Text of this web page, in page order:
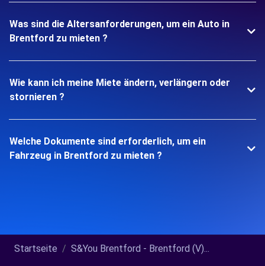
Was sind die Altersanforderungen, um ein Auto in
Brentford zu mieten ?
Wie kann ich meine Miete ändern, verlängern oder
stornieren ?
Welche Dokumente sind erforderlich, um ein
Fahrzeug in Brentford zu mieten ?
Startseite S&You Brentford - Brentford (V)...